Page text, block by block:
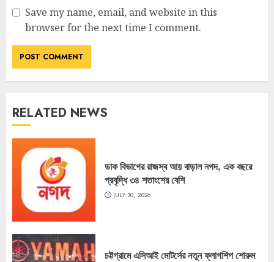
Save my name, email, and website in this
browser for the next time I comment.
RELATED NEWS
ডাক বিভাগের রাজস্ব আয় বাড়াল নগদ, এক বছরে
প্রবৃদ্ধি ৩৪ শতাংশের বেশি
JULY 30, 2026
চট্টগ্রামে এসিআই মোটর্সের নতুন ফ্লাগশিপ শোরুম